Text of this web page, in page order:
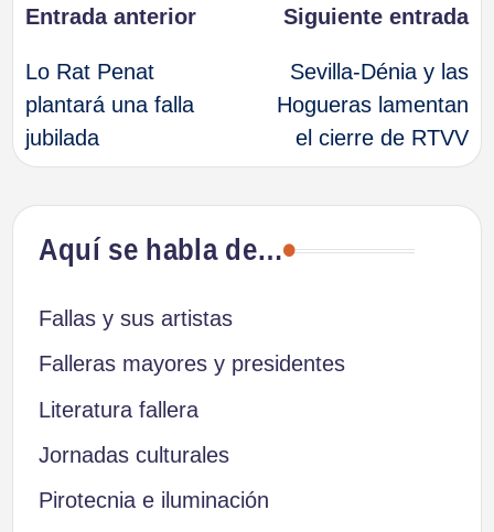
Navegación
de
entradas
Entrada anterior
Lo Rat Penat
plantará una falla
jubilada
Siguiente entrada
Sevilla-Dénia y las
Hogueras lamentan
el cierre de RTVV
Aquí se habla de…
Fallas y sus artistas
Falleras mayores y presidentes
Literatura fallera
Jornadas culturales
Pirotecnia e iluminación